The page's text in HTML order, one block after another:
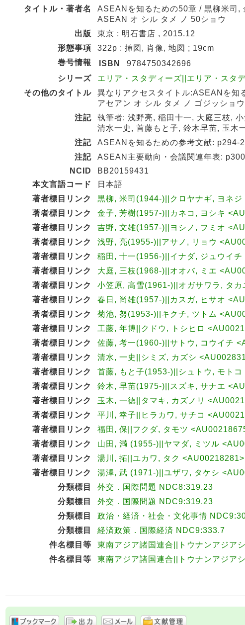
タイトル・著者名
ASEANを知るための50章 / 黒柳米司,
ASEAN オ シル タメ ノ 50ショウ
出版
東京 : 明石書店 , 2015.12
形態事項
322p : 挿図, 肖像, 地図 ; 19cm
巻号情報
ISBN
9784750342696
シリーズ
エリア・スタディーズ||エリア・スタ
その他のタイトル
異なりアクセスタイトル:ASEANを知
アセアン オ シル タメ ノ ゴジッショウ
注記
執筆者: 浅野亮, 稲田十一, 大庭三枝,
清水一史, 首藤もと子, 鈴木早苗, 玉木
注記
ASEANを知るための参考文献: p294-
注記
ASEAN主要動向・会議関連年表:
NCID
BB20159431
本文言語コード
日本語
著者標目リンク
黒柳, 米司(1944-)||クロヤナギ, ヨネ
著者標目リンク
金子, 芳樹(1957-)||カネコ, ヨシキ
著者標目リンク
吉野, 文雄(1957-)||ヨシノ, フミオ
著者標目リンク
浅野, 亮(1955-)||アサノ, リョウ
著者標目リンク
稲田, 十一(1956-)||イナダ, ジュウイ
著者標目リンク
大庭, 三枝(1968-)||オオバ, ミエ
著者標目リンク
小笠原, 高雪(1961-)||オガサワラ, タ
著者標目リンク
春日, 尚雄(1957-)||カスガ, ヒサオ
著者標目リンク
菊池, 努(1953-)||キクチ, ツトム
著者標目リンク
工藤, 年博||クドウ, トシヒロ
著者標目リンク
佐藤, 考一(1960-)||サトウ, コウイチ
著者標目リンク
清水, 一史||シミズ, カズシ
著者標目リンク
首藤, もと子(1953-)||シュトウ, モト
著者標目リンク
鈴木, 早苗(1975-)||スズキ, サナエ
著者標目リンク
玉木, 一徳||タマキ, カズノリ
著者標目リンク
平川, 幸子||ヒラカワ, サチコ
著者標目リンク
福田, 保||フクダ, タモツ
著者標目リンク
山田, 満 (1955-)||ヤマダ, ミツル
著者標目リンク
湯川, 拓||ユカワ, タク <AU00218281>
著者標目リンク
湯澤, 武 (1971-)||ユザワ, タケシ
分類標目
外交．国際問題 NDC8:319.23
分類標目
外交．国際問題 NDC9:319.23
分類標目
政治・経済・社会・文化事情
分類標目
経済政策．国際経済 NDC9:333.7
件名標目等
東南アジア諸国連合||トウナンアジア
件名標目等
東南アジア諸国連合||トウナンアジア